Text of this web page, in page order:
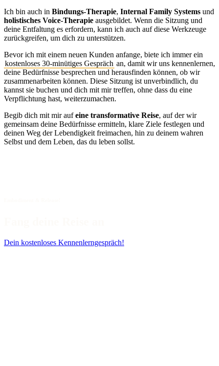
Ich bin auch in Bindungs-Therapie, Internal Family Systems und
holistisches Voice-Therapie ausgebildet. Wenn die Sitzung und
deine Entfaltung es erfordern, kann ich auch auf diese Werkzeuge
zurückgreifen, um dich zu unterstützen.
Bevor ich mit einem neuen Kunden anfange, biete ich immer ein
kostenloses 30-minütiges Gespräch an, damit wir uns kennenlernen,
deine Bedürfnisse besprechen und herausfinden können, ob wir
zusammenarbeiten können. Diese Sitzung ist unverbindlich, du
kannst sie buchen und dich mit mir treffen, ohne dass du eine
Verpflichtung hast, weiterzumachen.
Begib dich mit mir aufeine transformative Reise, auf der wir
gemeinsam deine Bedürfnisse ermitteln, klare Ziele festlegen und
deinen Weg der Lebendigkeit freimachen, hin zu deinem wahren
Selbst und dem Leben, das du leben sollst.
Dein kostenloses Kennenlerngespräch!